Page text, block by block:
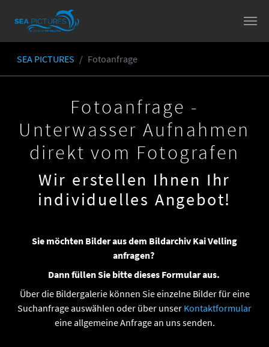
Skip to main content
You are here:
SEA PICTURES Fotoanfrage
Fotoanfrage -
Unterwasser Aufnahmen
direkt vom Fotografen
Wir erstellen Ihnen Ihr
individuelles Angebot!
Sie möchten Bilder aus dem Bildarchiv Kai Velling
anfragen?
Dann füllen Sie bitte dieses Formular aus.
Über die Bildergalerie können Sie einzelne Bilder für eine
Suchanfrage auswählen oder über unser Kontaktformular
eine allgemeine Anfrage an uns senden.